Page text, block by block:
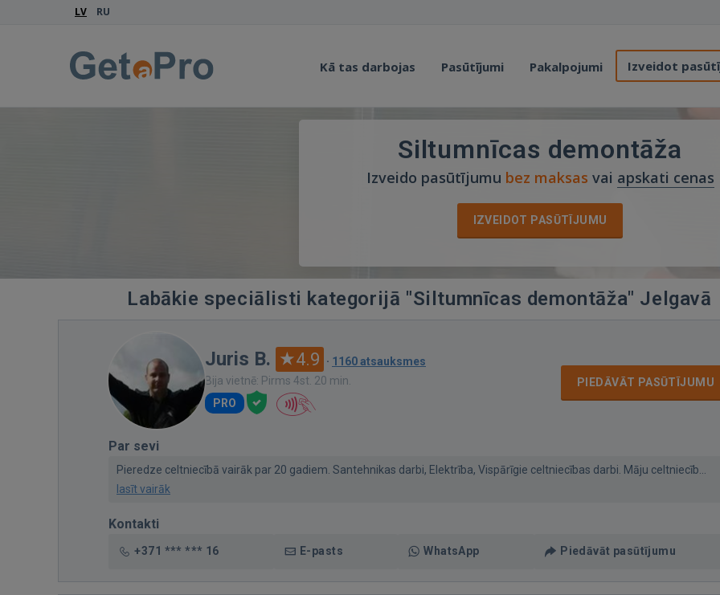
LV RU
Kā tas darbojas Pasūtījumi Pakalpojumi Izveidot
Siltumnīcas demontāža
Izveido pasūtījumu bez maksas vai apskati cenas
IZVEIDOT PASŪTĪJUMU
Labākie speciālisti kategorijā "Siltumnīcas demontāža" Jelgavā
Juris B. 4.9 · 1160 atsauksmes
Bija vietnē: Pirms 4st. 20 min.
PRO
PIEDĀVĀT PASŪTĪJUMU
Par sevi
Pieredze celtniecībā vairāk par 20 gadiem. Santehnikas darbi, Elektrība, Vispārīgie celtniecības darbi. Māju celtniecīb...
lasīt vairāk
Kontakti
+371 *** *** 16 E-pasts WhatsApp Piedāvāt pasūtījumu